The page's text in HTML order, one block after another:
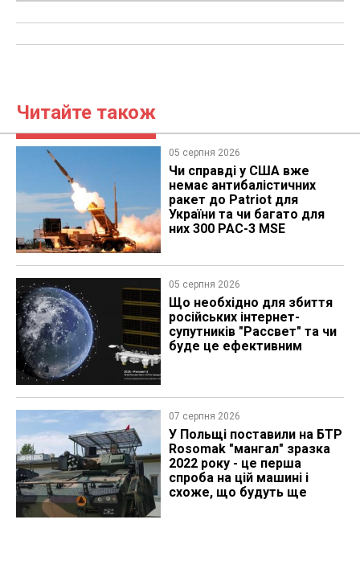
Читайте також
05 серпня 2026
Чи справді у США вже
немає антибалістичних
ракет до Patriot для
України та чи багато для
них 300 PAC-3 MSE
05 серпня 2026
Що необхідно для збиття
російських інтернет-
супутників "Рассвет" та чи
буде це ефективним
07 серпня 2026
У Польщі поставили на БТР
Rosomak "мангал" зразка
2022 року - це перша
спроба на цій машині і
схоже, що будуть ще